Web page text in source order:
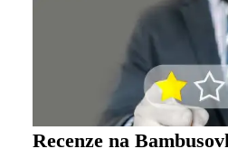
Recenze na